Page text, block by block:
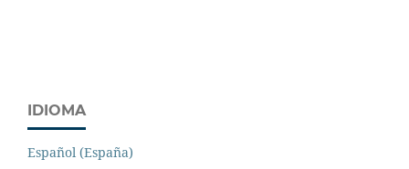
IDIOMA
Español (España)